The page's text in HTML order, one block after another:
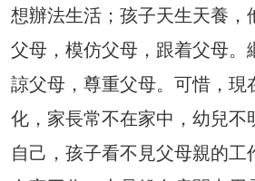
想辦法生活；孩子天生天養，
父母，模仿父母，跟着父母。
諒父母，尊重父母。可惜，現
化，家長常不在家中，幼兒不
自己，孩子看不見父母親的工